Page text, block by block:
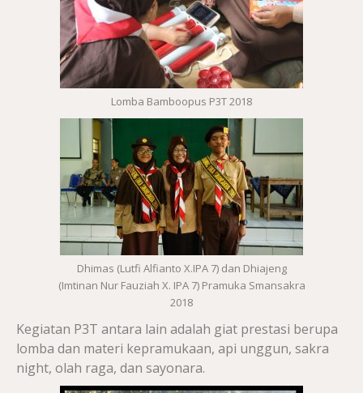
Lomba Bamboopus P3T 2018
Dhimas (Lutfi Alfianto X.IPA 7) dan Dhiajeng
(Imtinan Nur Fauziah X. IPA 7) Pramuka Smansakra
2018
Kegiatan P3T antara lain adalah giat prestasi berupa
lomba dan materi kepramukaan, api unggun, sakra
night, olah raga, dan sayonara.